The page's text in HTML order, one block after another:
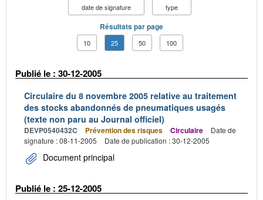
date de signature
type
Résultats par page
10 25 50 100
Publié le : 30-12-2005
Circulaire du 8 novembre 2005 relative au traitement
des stocks abandonnés de pneumatiques usagés
(texte non paru au Journal officiel)
DEVP0540432C Prévention des risques Circulaire
Date de
signature : 08-11-2005
Date de publication : 30-12-2005
Document principal
Publié le : 25-12-2005